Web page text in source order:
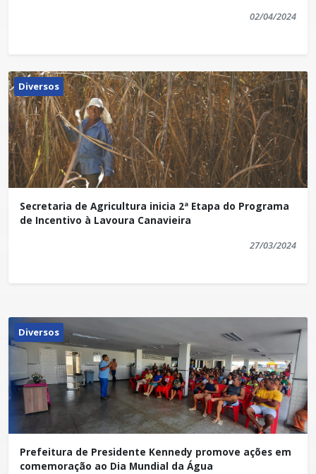
02/04/2024
Diversos
Secretaria de Agricultura inicia 2ª Etapa do Programa
de Incentivo à Lavoura Canavieira
27/03/2024
Diversos
Prefeitura de Presidente Kennedy promove ações em
comemoração ao Dia Mundial da Água